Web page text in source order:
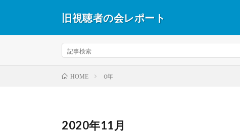
旧視聴者の会レポート
HOME 0年
2020年11月